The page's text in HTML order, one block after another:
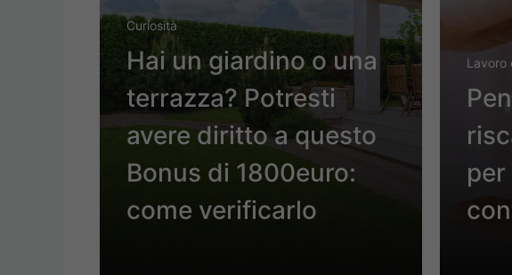
Curiosità
Hai un giardino o una
terrazza? Potresti
avere diritto a questo
Bonus di 1800euro:
come verificarlo
Lavoro
per